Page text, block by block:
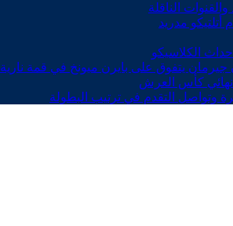
الناقلة
أتلتيكو مدريد
الكلاسيكو
يتفوق على بايرن ميونخ في قمة نارية
كأس العرش
وتواصل التقدم في ترتيب البطولة